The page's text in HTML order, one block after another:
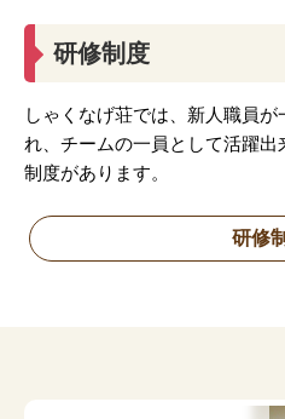
研修制度
しゃくなげ荘では、新人職員
れ、チームの一員として活躍
制度があります。
研修